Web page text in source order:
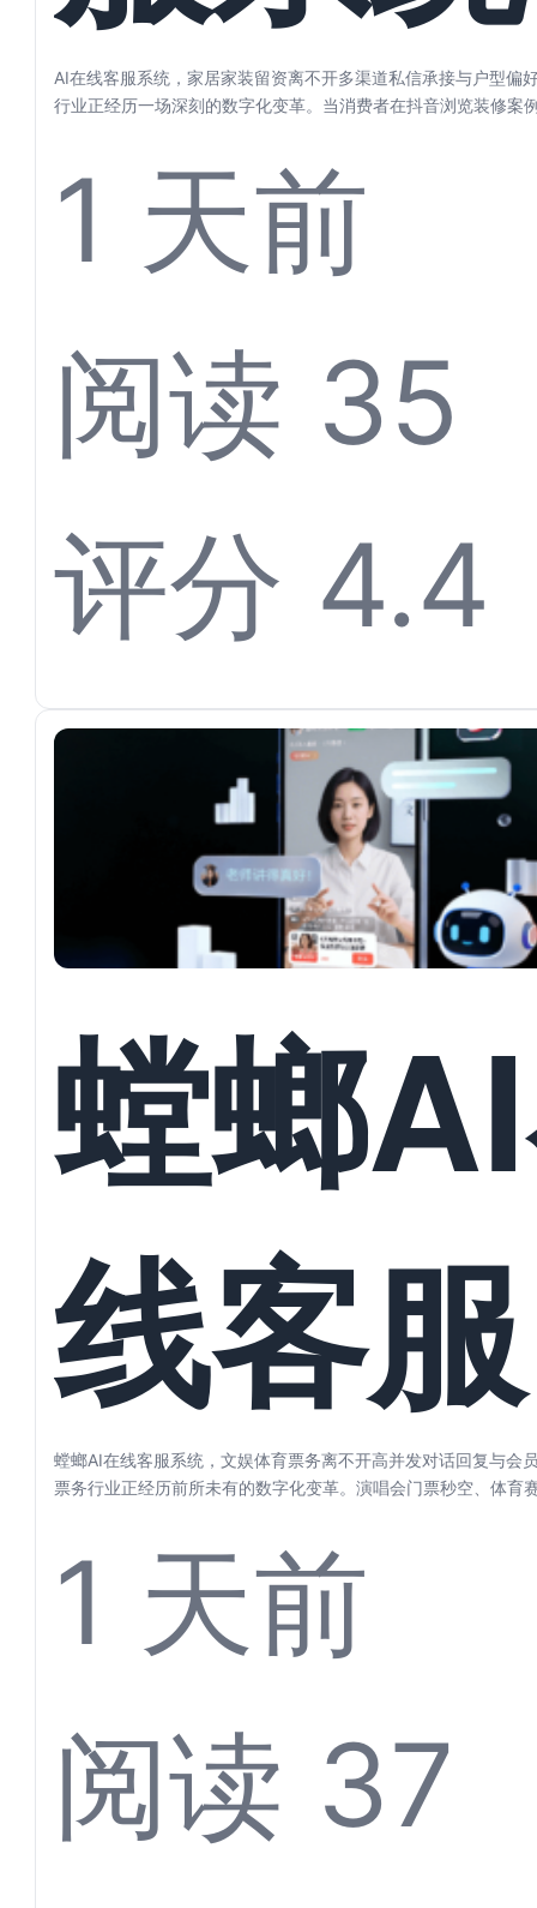
家居
留资
开多
私信
与户
好自
理
AI在线客服系统，家居家装留资离不开多渠道私信承接与户型偏
行业正经历一场深刻的数字化变革。当消费者在抖音浏览装修案
1 天前
阅读 35
评分 4.4
螳螂
线客
统，
体育
螳螂AI在线客服系统，文娱体育票务离不开高并发对话回复与会
票务行业正经历前所未有的数字化变革。演唱会门票秒空、体育
1 天前
阅读 37